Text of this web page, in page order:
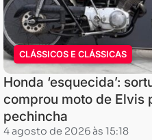
CLÁSSICOS E CLÁSSICAS
Honda ‘esquecida’:
comprou moto de Elvis
pechincha
4 agosto de 2026 às 15:18